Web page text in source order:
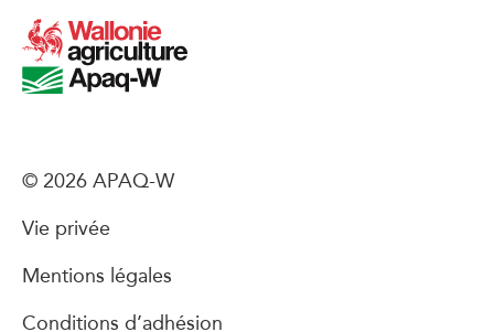
© 2026 APAQ-W
Vie privée
Mentions légales
Conditions d’adhésion